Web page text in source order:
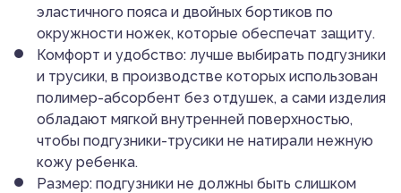
эластичного пояса и двойных бортиков по
окружности ножек, которые обеспечат защиту.
Комфорт и удобство: лучше выбирать подгузники
и трусики, в производстве которых использован
полимер-абсорбент без отдушек, а сами изделия
обладают мягкой внутренней поверхностью,
чтобы подгузники-трусики не натирали нежную
кожу ребенка.
Размер: подгузники не должны быть слишком